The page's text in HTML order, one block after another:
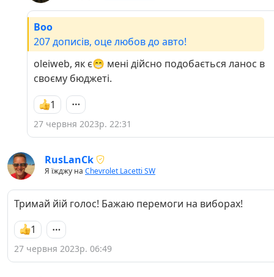
Boo
207 дописів, оце любов до авто!
oleiweb, як є😁 мені дійсно подобається ланос в
своєму бюджеті.
1
27 червня 2023р. 22:31
RusLanCk
Я їжджу на Chevrolet Lacetti SW
Тримай йій голос! Бажаю перемоги на виборах!
1
27 червня 2023р. 06:49